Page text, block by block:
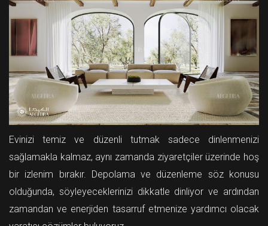
Evinizi temiz ve düzenli tutmak sadece dinlenmenizi
sağlamakla kalmaz, aynı zamanda ziyaretçiler üzerinde hoş
bir izlenim bırakır. Depolama ve düzenleme söz konusu
olduğunda, söyleyeceklerinizi dikkatle dinliyor ve ardından
zamandan ve enerjiden tasarruf etmenize yardımcı olacak